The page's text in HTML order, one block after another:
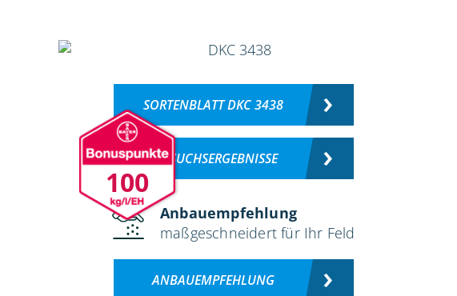
100
SORTENBLATT DKC 3438
VERSUCHSERGEBNISSE
Anbauempfehlung
maßgeschneidert für Ihr Feld
ANBAUEMPFEHLUNG